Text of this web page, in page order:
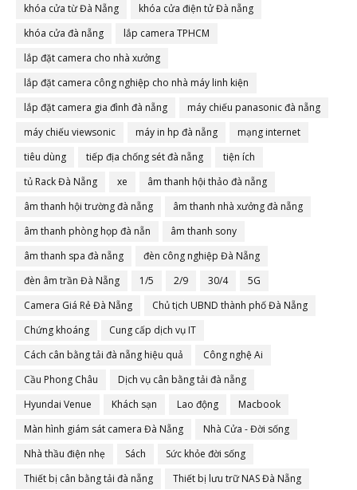
khóa cửa từ Đà Nẵng
khóa cửa điện tử Đà nẵng
khóa cửa đà nẵng
lắp camera TPHCM
lắp đặt camera cho nhà xưởng
lắp đặt camera công nghiệp cho nhà máy linh kiện
lắp đặt camera gia đình đà nẵng
máy chiếu panasonic đà nẵng
máy chiếu viewsonic
máy in hp đà nẵng
mạng internet
tiêu dùng
tiếp địa chống sét đà nẵng
tiện ích
tủ Rack Đà Nẵng
xe
âm thanh hội thảo đà nẵng
âm thanh hội trường đà nẵng
âm thanh nhà xưởng đà nẵng
âm thanh phòng họp đà nẵn
âm thanh sony
âm thanh spa đà nẵng
đèn công nghiệp Đà Nẵng
đèn âm trần Đà Nẵng
1/5 2/9 30/4
5G
Camera Giá Rẻ Đà Nẵng
Chủ tịch UBND thành phố Đà Nẵng
Chứng khoáng
Cung cấp dịch vụ IT
Cách cân bằng tải đà nẵng hiệu quả
Công nghệ Ai
Cầu Phong Châu
Dịch vụ cân bằng tải đà nẵng
Hyundai Venue
Khách sạn Lao động
Macbook
Màn hình giám sát camera Đà Nẵng
Nhà Cửa - Đời sống
Nhà thầu điện nhẹ
Sách
Sức khỏe đời sống
Thiết bị cân bằng tải đà nẵng
Thiết bị lưu trữ NAS Đà Nẵng